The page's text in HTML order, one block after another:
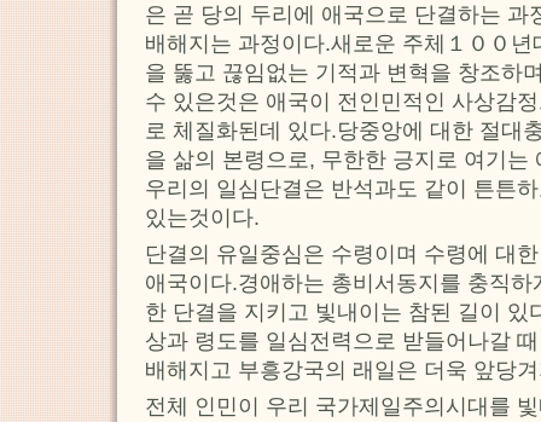
은 곧 당의 두리에 애국으로 단결하는 과
배해지는 과정이다.새로운 주체１００
을 뚫고 끊임없는 기적과 변혁을 창조하
수 있은것은 애국이 전인민적인 사상감
로 체질화된데 있다.당중앙에 대한 절대
을 삶의 본령으로, 무한한 긍지로 여기는
우리의 일심단결은 반석과도 같이 튼튼
있는것이다.
단결의 유일중심은 수령이며 수령에 대
애국이다.경애하는 총비서동지를 충직
한 단결을 지키고 빛내이는 참된 길이 있
상과 령도를 일심전력으로 받들어나갈
배해지고 부흥강국의 래일은 더욱 앞당
전체 인민이 우리 국가제일주의시대를